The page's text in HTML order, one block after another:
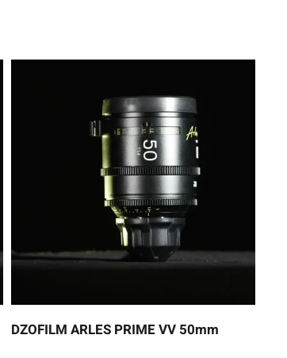
DZOFILM ARLES PRIME VV 50mm